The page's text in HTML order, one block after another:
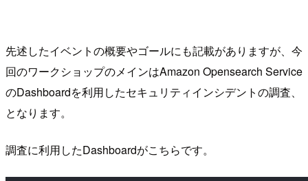
先述したイベントの概要やゴールにも記載がありますが、今
回のワークショップのメインはAmazon Opensearch Service
のDashboardを利用したセキュリティインシデントの調査、
となります。
調査に利用したDashboardがこちらです。